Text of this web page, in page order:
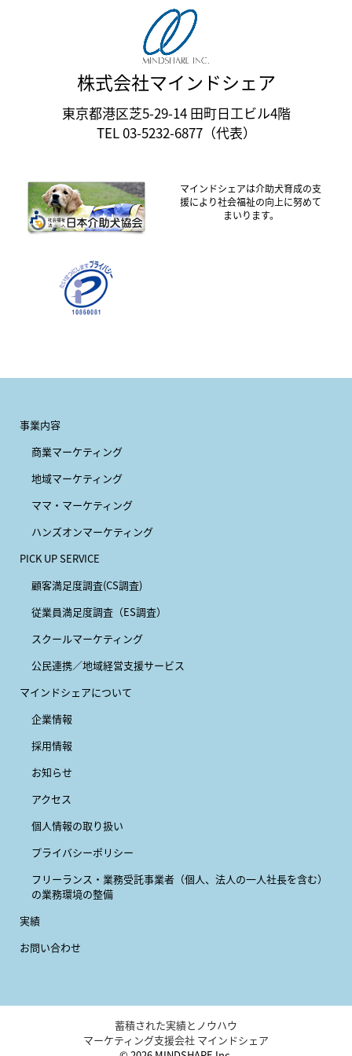
株式会社マインドシェア
東京都港区芝5-29-14 田町日工ビル4階
TEL 03-5232-6877（代表）
マインドシェアは介助犬育成の支
援により社会福祉の向上に努めて
まいります。
事業内容
商業マーケティング
地域マーケティング
ママ・マーケティング
ハンズオンマーケティング
PICK UP SERVICE
顧客満足度調査(CS調査)
従業員満足度調査（ES調査）
スクールマーケティング
公民連携／地域経営支援サービス
マインドシェアについて
企業情報
採用情報
お知らせ
アクセス
個人情報の取り扱い
プライバシーポリシー
フリーランス・業務受託事業者 （個人、法人の一人社長を含む）
の業務環境の整備
実績
お問い合わせ
蓄積された実績とノウハウ
マーケティング支援会社 マインドシェア